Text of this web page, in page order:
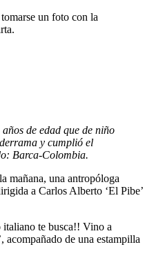
un foto con la
de edad que de niño
y cumplió el
Barca-Colombia.
mañana, una antropóloga
a Carlos Alberto ‘El Pibe’
te busca!! Vino a
acompañado de una estampilla